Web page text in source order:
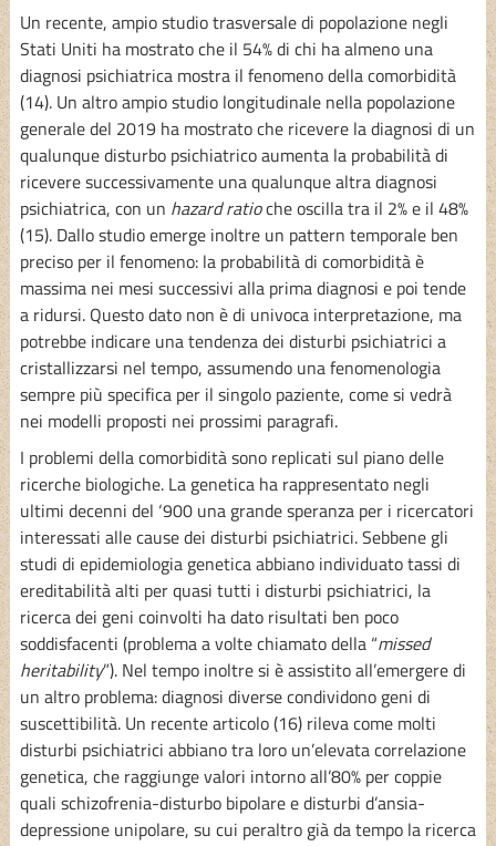
Un recente, ampio studio trasversale di popolazione negli
Stati Uniti ha mostrato che il 54% di chi ha almeno una
diagnosi psichiatrica mostra il fenomeno della comorbidità
(14). Un altro ampio studio longitudinale nella popolazione
generale del 2019 ha mostrato che ricevere la diagnosi di un
qualunque disturbo psichiatrico aumenta la probabilità di
ricevere successivamente una qualunque altra diagnosi
psichiatrica, con un hazard ratioche oscilla tra il 2% e il 48%
(15). Dallo studio emerge inoltre un pattern temporale ben
preciso per il fenomeno: la probabilità di comorbidità è
massima nei mesi successivi alla prima diagnosi e poi tende
a ridursi. Questo dato non è di univoca interpretazione, ma
potrebbe indicare una tendenza dei disturbi psichiatrici a
cristallizzarsi nel tempo, assumendo una fenomenologia
sempre più specifica per il singolo paziente, come si vedrà
nei modelli proposti nei prossimi paragrafi.
I problemi della comorbidità sono replicati sul piano delle
ricerche biologiche. La genetica ha rappresentato negli
ultimi decenni del ‘900 una grande speranza per i ricercatori
interessati alle cause dei disturbi psichiatrici. Sebbene gli
studi di epidemiologia genetica abbiano individuato tassi di
ereditabilità alti per quasi tutti i disturbi psichiatrici, la
ricerca dei geni coinvolti ha dato risultati ben poco
soddisfacenti (problema a volte chiamato della “missed
heritability”). Nel tempo inoltre si è assistito all’emergere di
un altro problema: diagnosi diverse condividono geni di
suscettibilità. Un recente articolo (16) rileva come molti
disturbi psichiatrici abbiano tra loro un’elevata correlazione
genetica, che raggiunge valori intorno all’80% per coppie
quali schizofrenia-disturbo bipolare e disturbi d’ansia-
depressione unipolare, su cui peraltro già da tempo la ricerca